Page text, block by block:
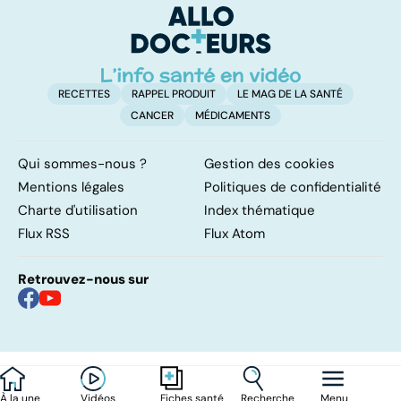
À la une Vidéos Recherche Menu
RECETTES RAPPEL PRODUIT
LE MAG DE LA SANTÉ
CANCER
MÉDICAMENTS
Qui sommes-nous ?
Gestion des cookies
Mentions légales
Politiques de confidentialité
Charte d'utilisation
Index thématique
Flux RSS
Flux Atom
Retrouvez-nous sur